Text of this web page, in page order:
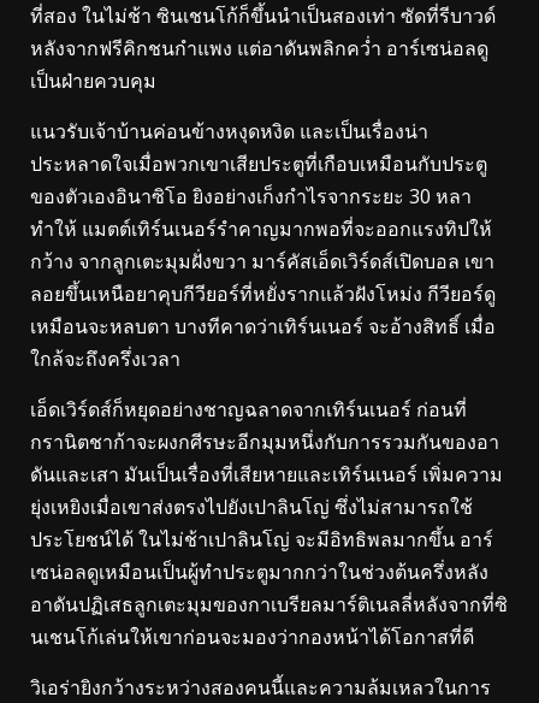
ที่สอง ในไม่ช้า ซินเชนโก้ก็ขึ้นนำเป็นสองเท่า ซัดที่รีบาวด์
หลังจากฟรีคิกชนกำแพง แต่อาดันพลิกคว่ำ อาร์เซน่อลดู
เป็นฝ่ายควบคุม
แนวรับเจ้าบ้านค่อนข้างหงุดหงิด และเป็นเรื่องน่า
ประหลาดใจเมื่อพวกเขาเสียประตูที่เกือบเหมือนกับประตู
ของตัวเองอินาซิโอ ยิงอย่างเก็งกำไรจากระยะ 30 หลา
ทำให้ แมตต์เทิร์นเนอร์รำคาญมากพอที่จะออกแรงทิปให้
กว้าง จากลูกเตะมุมฝั่งขวา มาร์คัสเอ็ดเวิร์ดส์เปิดบอล เขา
ลอยขึ้นเหนือยาคุบกีวียอร์ที่หยั่งรากแล้วฝังโหม่ง กีวียอร์ดู
เหมือนจะหลบตา บางทีคาดว่าเทิร์นเนอร์ จะอ้างสิทธิ์ เมื่อ
ใกล้จะถึงครึ่งเวลา
เอ็ดเวิร์ดส์ก็หยุดอย่างชาญฉลาดจากเทิร์นเนอร์ ก่อนที่
กรานิตชาก้าจะผงกศีรษะอีกมุมหนึ่งกับการรวมกันของอา
ดันและเสา มันเป็นเรื่องที่เสียหายและเทิร์นเนอร์ เพิ่มความ
ยุ่งเหยิงเมื่อเขาส่งตรงไปยังเปาลินโญ่ ซึ่งไม่สามารถใช้
ประโยชน์ได้ ในไม่ช้าเปาลินโญ่ จะมีอิทธิพลมากขึ้น อาร์
เซน่อลดูเหมือนเป็นผู้ทำประตูมากกว่าในช่วงต้นครึ่งหลัง
อาดันปฏิเสธลูกเตะมุมของกาเบรียลมาร์ติเนลลี่หลังจากที่ซิ
นเชนโก้เล่นให้เขาก่อนจะมองว่ากองหน้าได้โอกาสที่ดี
วิเอร่ายิงกว้างระหว่างสองคนนี้และความล้มเหลวในการ